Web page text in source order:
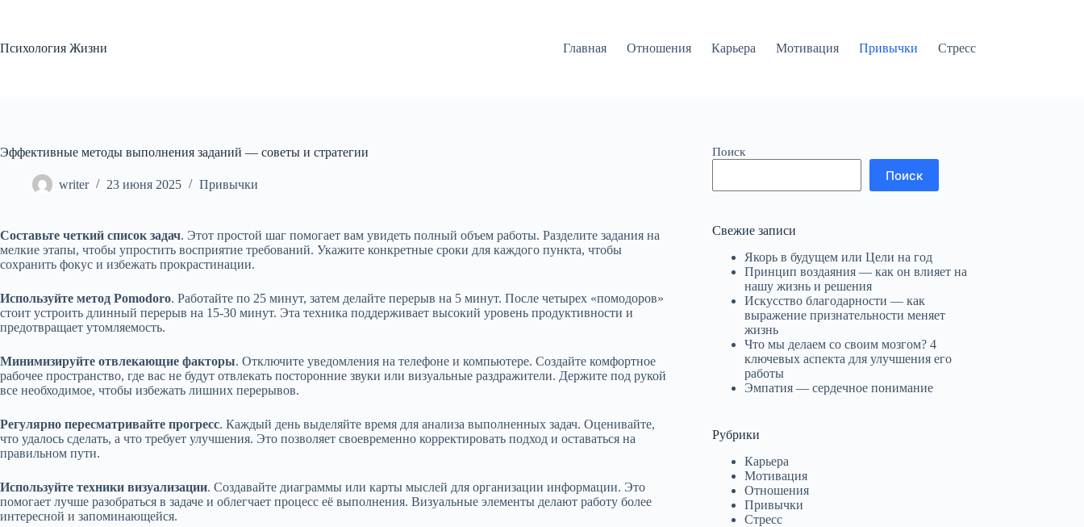
Психология Жизни
Главная Отношения Карьера Мотивация Привычки Стресс
Эффективные методы выполнения заданий — советы и стратегии
writer 23 июня 2025 Привычки
Составьте четкий список задач. Этот простой шаг помогает вам увидеть полный объем работы. Разделите задания на
мелкие этапы, чтобы упростить восприятие требований. Укажите конкретные сроки для каждого пункта, чтобы
сохранить фокус и избежать прокрастинации.
Используйте метод Pomodoro. Работайте по 25 минут, затем делайте перерыв на 5 минут. После четырех «помодоров»
стоит устроить длинный перерыв на 15-30 минут. Эта техника поддерживает высокий уровень продуктивности и
предотвращает утомляемость.
Минимизируйте отвлекающие факторы. Отключите уведомления на телефоне и компьютере. Создайте комфортное
рабочее пространство, где вас не будут отвлекать посторонние звуки или визуальные раздражители. Держите под рукой
все необходимое, чтобы избежать лишних перерывов.
Регулярно пересматривайте прогресс. Каждый день выделяйте время для анализа выполненных задач. Оценивайте,
что удалось сделать, а что требует улучшения. Это позволяет своевременно корректировать подход и оставаться на
правильном пути.
Используйте техники визуализации. Создавайте диаграммы или карты мыслей для организации информации. Это
помогает лучше разобраться в задаче и облегчает процесс её выполнения. Визуальные элементы делают работу более
интересной и запоминающейся.
Поиск
Поиск
Свежие записи
Якорь в будущем или Цели на год
Принцип воздаяния — как он влияет на
нашу жизнь и решения
Искусство благодарности — как
выражение признательности меняет
жизнь
Что мы делаем со своим мозгом? 4
ключевых аспекта для улучшения его
работы
Эмпатия — сердечное понимание
Рубрики
Карьера
Мотивация
Отношения
Привычки
Стресс